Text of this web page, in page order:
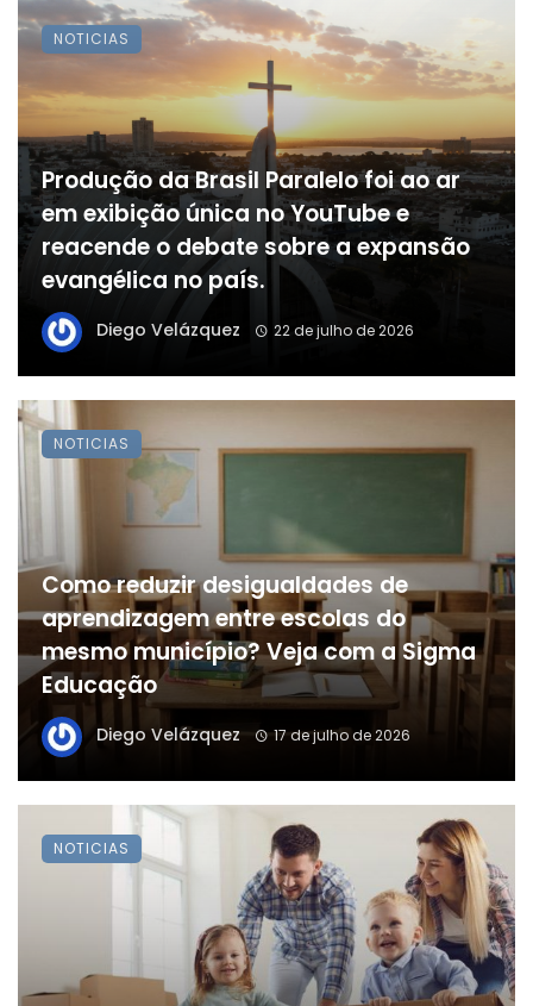
Produção da Brasil Paralelo foi ao ar
em exibição única no YouTube e
reacende o debate sobre a expansão
evangélica no país.
Diego Velázquez 22 de julho de 2026
NOTICIAS
Como reduzir desigualdades de
aprendizagem entre escolas do
mesmo município? Veja com a Sigma
Educação
Diego Velázquez 17 de julho de 2026
NOTICIAS
NOTICIAS